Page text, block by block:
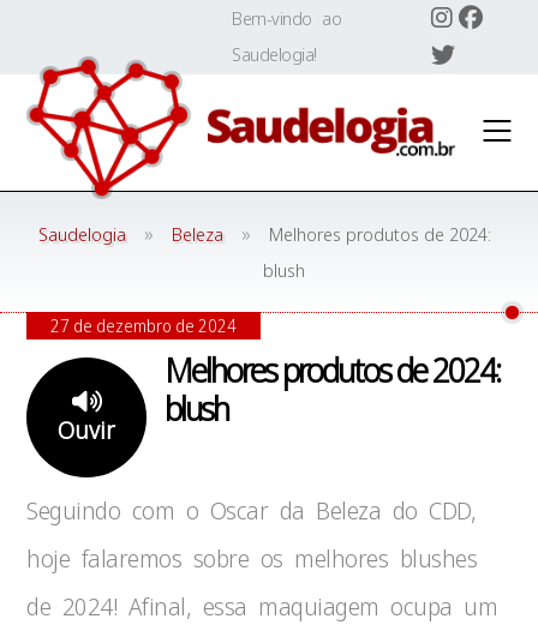
content
Bem-vindo ao
Saudelogia!
Saudelogia » Beleza »
Melhores produtos de 2024:
blush
Melhores produtos de 2024:
blush
Ouvir
27 de dezembro de 2024
Seguindo com o Oscar da Beleza do CDD,
hoje falaremos sobre os melhores blushes
de 2024! Afinal, essa maquiagem ocupa um